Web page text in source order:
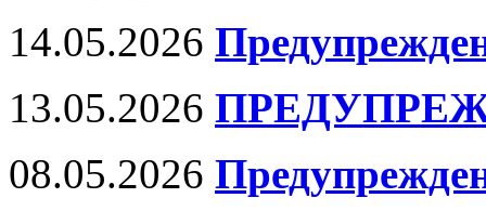
14.05.2026
13.05.2026
08.05.2026